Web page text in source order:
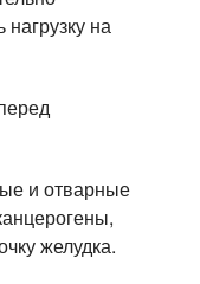
на
и отварные
желудка.